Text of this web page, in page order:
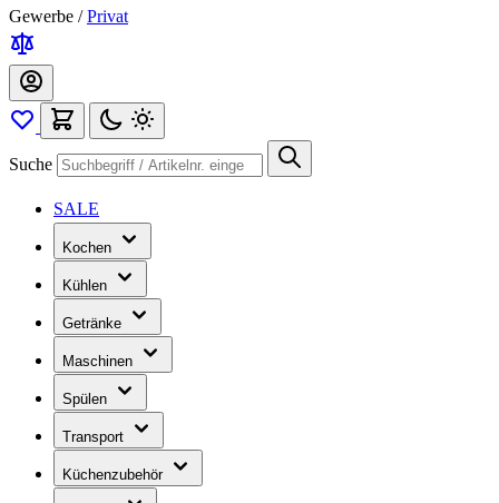
Gewerbe / Privat
Suche
SALE
Kochen
Kühlen
Getränke
Maschinen
Spülen
Transport
Küchenzubehör